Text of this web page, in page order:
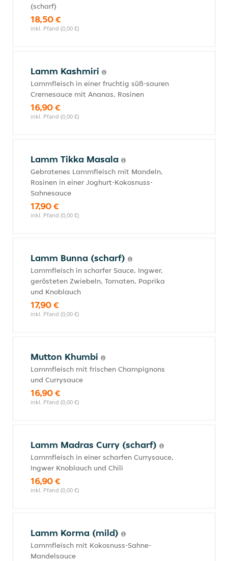
(scharf)
18,50 €
inkl. Pfand (0,00 €)
Lamm Kashmiri
Lammfleisch in einer fruchtig süß-sauren
Cremesauce mit Ananas, Rosinen
16,90 €
inkl. Pfand (0,00 €)
Lamm Tikka Masala
Gebratenes Lammfleisch mit Mandeln,
Rosinen in einer Joghurt-Kokosnuss-
Sahnesauce
17,90 €
inkl. Pfand (0,00 €)
Lamm Bunna (scharf)
Lammfleisch in scharfer Sauce, Ingwer,
gerösteten Zwiebeln, Tomaten, Paprika
und Knoblauch
17,90 €
inkl. Pfand (0,00 €)
Mutton Khumbi
Lammfleisch mit frischen Champignons
und Currysauce
16,90 €
inkl. Pfand (0,00 €)
Lamm Madras Curry (scharf)
Lammfleisch in einer scharfen Currysauce,
Ingwer Knoblauch und Chili
16,90 €
inkl. Pfand (0,00 €)
Lamm Korma (mild)
Lammfleisch mit Kokosnuss-Sahne-
Mandelsauce